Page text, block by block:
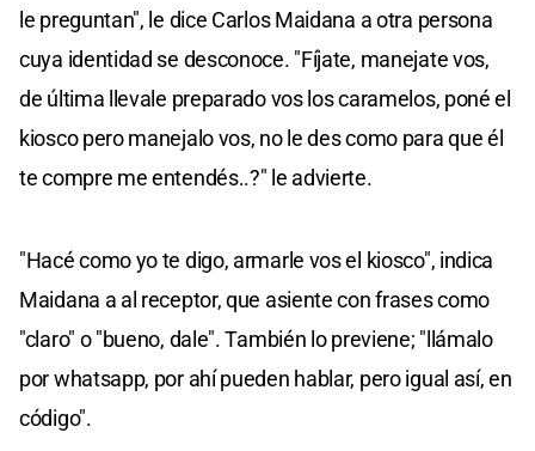
le preguntan", le dice Carlos Maidana a otra persona
cuya identidad se desconoce. "Fíjate, manejate vos,
de última llevale preparado vos los caramelos, poné el
kiosco pero manejalo vos, no le des como para que él
te compre me entendés..?" le advierte.
"Hacé como yo te digo, armarle vos el kiosco", indica
Maidana a al receptor, que asiente con frases como
"claro" o "bueno, dale". También lo previene; "llámalo
por whatsapp, por ahí pueden hablar, pero igual así, en
código".